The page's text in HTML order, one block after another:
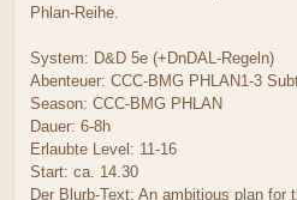
Phlan-Reihe.
System: D&D 5e (+DnDAL-Regeln)
Abenteuer: CCC-BMG PHLAN1-3
Season: CCC-BMG PHLAN
Dauer: 6-8h
Erlaubte Level: 11-16
Start: ca. 14.30
Der Blurb-Text: An ambitious plan for